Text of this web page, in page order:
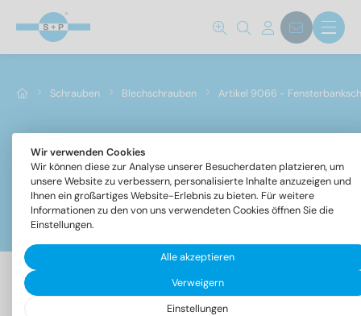
Schrauben Blechschrauben Artikel 9066 -
Artikel 9066 - Fensterbankschrauben
Filter
65 Artikel gefunden
Wir verwenden Cookies
Wir können diese zur Analyse unserer Besucherdaten platzieren, um
unsere Website zu verbessern, personalisierte Inhalte anzuzeigen und
Ihnen ein großartiges Website-Erlebnis zu bieten. Für weitere
Informationen zu den von uns verwendeten Cookies öffnen Sie die
Einstellungen.
Alle akzeptieren
Verweigern
Einstellungen